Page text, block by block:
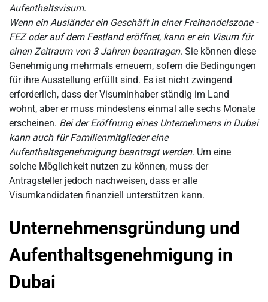
Aufenthaltsvisum.
Wenn ein Ausländer ein Geschäft in einer Freihandelszone -
FEZ oder auf dem Festland eröffnet, kann er ein Visum für
einen Zeitraum von 3 Jahren beantragen. Sie können diese
Genehmigung mehrmals erneuern, sofern die Bedingungen
für ihre Ausstellung erfüllt sind. Es ist nicht zwingend
erforderlich, dass der Visuminhaber ständig im Land
wohnt, aber er muss mindestens einmal alle sechs Monate
erscheinen. Bei der Eröffnung eines Unternehmens in Dubai
kann auch für Familienmitglieder eine
Aufenthaltsgenehmigung beantragt werden. Um eine
solche Möglichkeit nutzen zu können, muss der
Antragsteller jedoch nachweisen, dass er alle
Visumkandidaten finanziell unterstützen kann.
Unternehmensgründung und
Aufenthaltsgenehmigung in
Dubai